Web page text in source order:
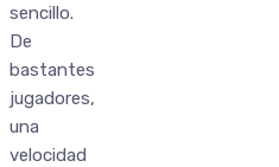
sencillo.
De
bastantes
jugadores,
una
velocidad